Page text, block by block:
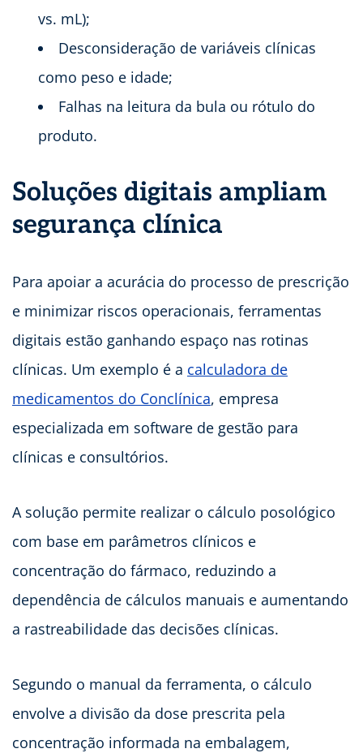
vs. mL);
Desconsideração de variáveis clínicas
como peso e idade;
Falhas na leitura da bula ou rótulo do
produto.
Soluções digitais ampliam
segurança clínica
Para apoiar a acurácia do processo de prescrição
e minimizar riscos operacionais, ferramentas
digitais estão ganhando espaço nas rotinas
clínicas. Um exemplo é a calculadora de
medicamentos do Conclínica, empresa
especializada em software de gestão para
clínicas e consultórios.
A solução permite realizar o cálculo posológico
com base em parâmetros clínicos e
concentração do fármaco, reduzindo a
dependência de cálculos manuais e aumentando
a rastreabilidade das decisões clínicas.
Segundo o manual da ferramenta, o cálculo
envolve a divisão da dose prescrita pela
concentração informada na embalagem,